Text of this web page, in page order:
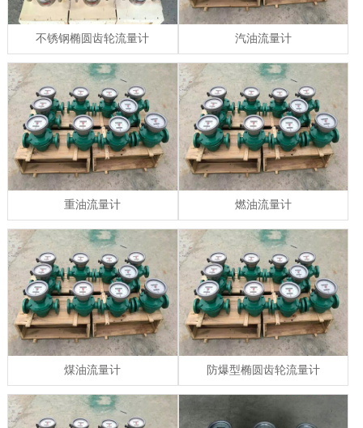
不锈钢椭圆齿轮流量计 汽油流量计
重油流量计 燃油流量计
煤油流量计 防爆型椭圆齿轮流量计